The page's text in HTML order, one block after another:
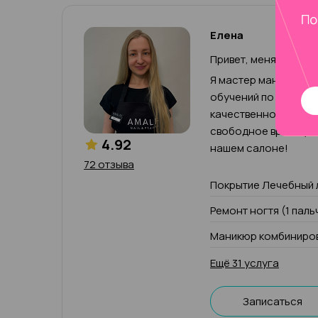
4.92
72 отзыва
Елена
Привет, меня зовут
Я мастер маникюра
обучений по
качественно и
свободное время
нашем салоне!
Покрытие Лечебный
Ремонт ногтя (1
Маникюр
Ещё 31 услуга
Записаться